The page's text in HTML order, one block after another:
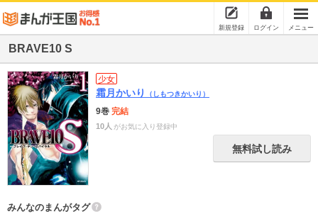
新規登録 ログイン メニュー
BRAVE10 S
少女
霜月かいり （しもつきかいり）
9巻 完結
10人 がお気に入り登録中
無料試し読み
みんなのまんがタグ